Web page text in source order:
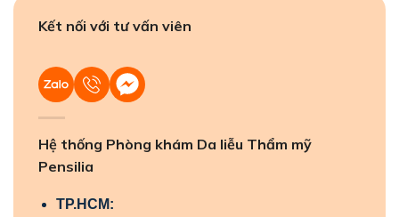
Kết nối với tư vấn viên
Hệ thống Phòng khám Da liễu Thẩm mỹ
Pensilia
TP.HCM: